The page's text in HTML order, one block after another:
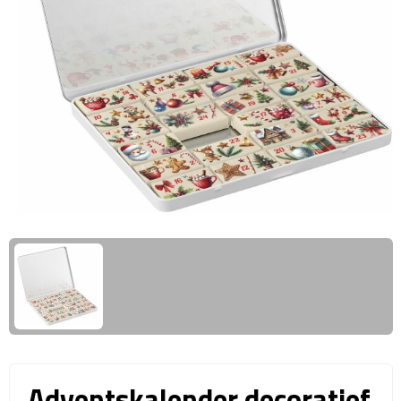
Business trolleys
Documententassen
Kledingtassen
Laptophoezen & -tassen
Reistassen & Trolleys
Reistassen
Trolleys
Giftcards
Wellness Giftsets